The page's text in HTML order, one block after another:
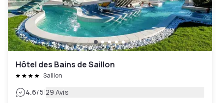
Hôtel des Bains de Saillon
Saillon
4.6/5|29 Avis